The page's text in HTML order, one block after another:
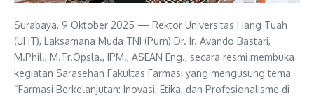
Surabaya, 9 Oktober 2025 — Rektor Universitas Hang Tuah
(UHT), Laksamana Muda TNI (Purn) Dr. Ir. Avando Bastari,
M.Phil., M.Tr.Opsla., IPM., ASEAN Eng., secara resmi membuka
kegiatan Sarasehan Fakultas Farmasi yang mengusung tema
“Farmasi Berkelanjutan: Inovasi, Etika, dan Profesionalisme di